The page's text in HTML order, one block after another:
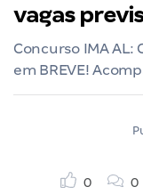
vagas
Concurso IMA AL:
em BREVE!
0 0